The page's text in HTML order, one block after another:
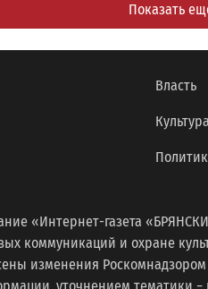
Показать
Власть
Культура
«Интернет-газета
коммуникаций и охране
изменения